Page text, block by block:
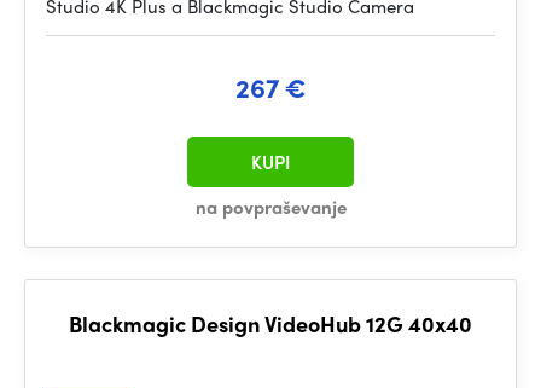
Studio 4K Plus a Blackmagic Studio Camera
267 €
na povpraševanje
KUPI
Blackmagic Design VideoHub 12G 40x40